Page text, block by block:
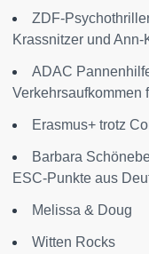
ZDF-
Krassnitzer und
ADAC
Verkehrsaufkommen
Erasmus+ trotz
Barbara
ESC-Punkte aus
Melissa & Doug
Witten Rocks